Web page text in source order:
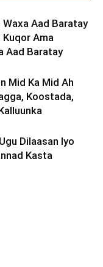
Aad Baratay
Ama
Aad Baratay
Mid Ka Mid Ah
Koostada,
Dilaasan Iyo
Kasta